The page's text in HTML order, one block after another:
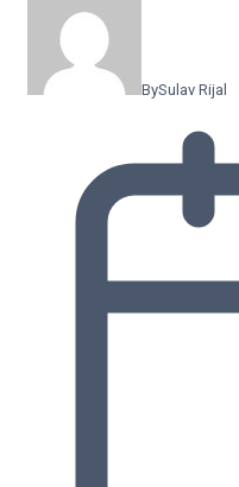
BySulav Rijal